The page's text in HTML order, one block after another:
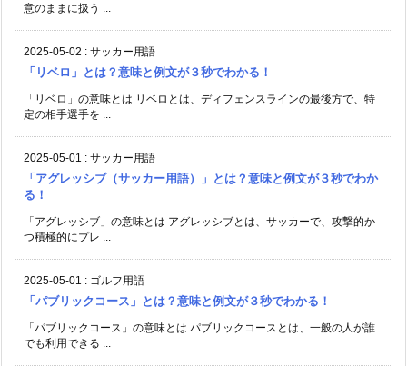
意のままに扱う ...
2025-05-02 : サッカー用語
「リベロ」とは？意味と例文が３秒でわかる！
「リベロ」の意味とは リベロとは、ディフェンスラインの最後方で、特
定の相手選手を ...
2025-05-01 : サッカー用語
「アグレッシブ（サッカー用語）」とは？意味と例文が３秒でわか
る！
「アグレッシブ」の意味とは アグレッシブとは、サッカーで、攻撃的か
つ積極的にプレ ...
2025-05-01 : ゴルフ用語
「パブリックコース」とは？意味と例文が３秒でわかる！
「パブリックコース」の意味とは パブリックコースとは、一般の人が誰
でも利用できる ...